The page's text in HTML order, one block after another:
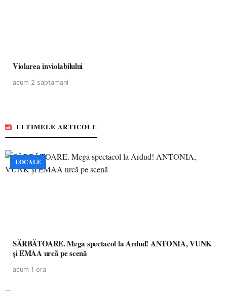
Violarea inviolabilului
acum 2 saptamani
ULTIMELE ARTICOLE
LOCALE
SĂRBĂTOARE. Mega spectacol la Ardud! ANTONIA, VUNK
și EMAA urcă pe scenă
acum 1 ora